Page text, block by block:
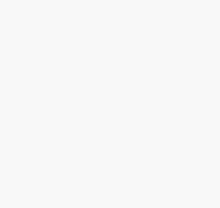
der Zeit vom